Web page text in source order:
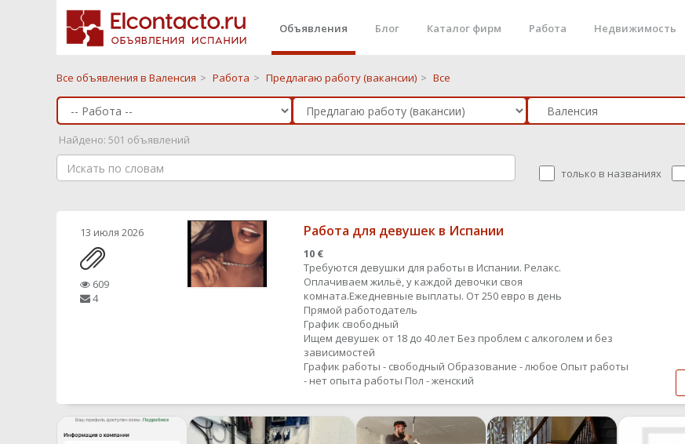
Объявления Блог Каталог фирм Работа Недвижимость
Все объявления в Валенсия > Работа > Предлагаю работу (вакансии) > Все
Найдено: 501 объявлений
только в названиях
13 июля 2026
609
4
Работа для девушек в Испании
10 €
Требуются девушки для работы в Испании. Релакс.
Оплачиваем жильё, у каждой девочки своя
комната.Ежедневные выплаты. От 250 евро в день
Прямой работодатель
График свободный
Ищем девушек от 18 до 40 лет Без проблем с алкоголем и без
зависимостей
График работы - свободный Образование - любое Опыт работы
- нет опыта работы Пол - женский